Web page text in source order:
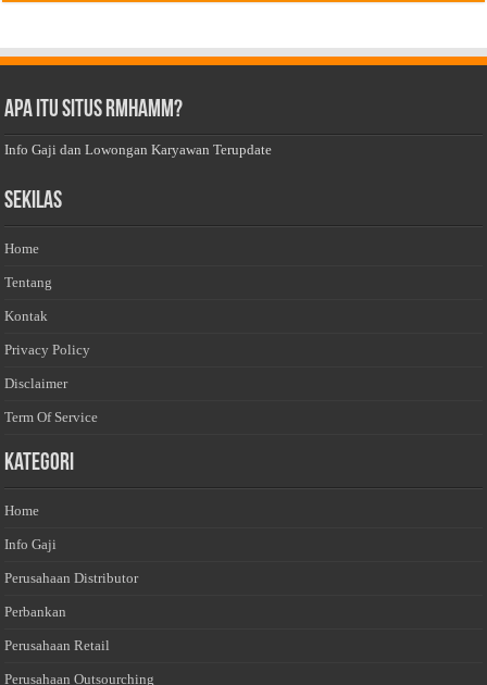
Apa Itu Situs Rmhamm?
Info Gaji dan Lowongan Karyawan Terupdate
Sekilas
Home
Tentang
Kontak
Privacy Policy
Disclaimer
Term Of Service
Kategori
Home
Info Gaji
Perusahaan Distributor
Perbankan
Perusahaan Retail
Perusahaan Outsourching